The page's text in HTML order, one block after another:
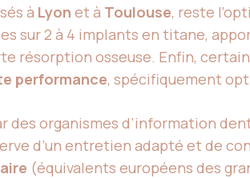
à Lyon et à Toulouse, reste
sur 2 à 4 implants en titane,
résorption osseuse. Enfin,
performance, spécifiquement
des organismes d’information
d’un entretien adapté et de
(équivalents européens des